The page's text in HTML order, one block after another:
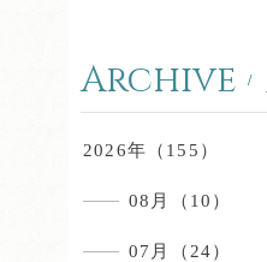
Archive
2026年（155）
08月（10）
07月（24）